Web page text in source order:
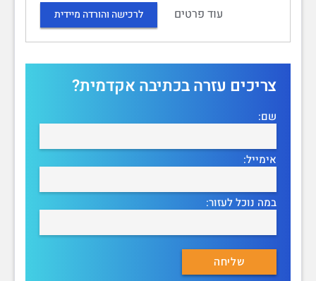
עוד פרטים
לרכישה והורדה מיידית
צריכים עזרה בכתיבה אקדמית?
שם:
אימייל:
במה נוכל לעזור: